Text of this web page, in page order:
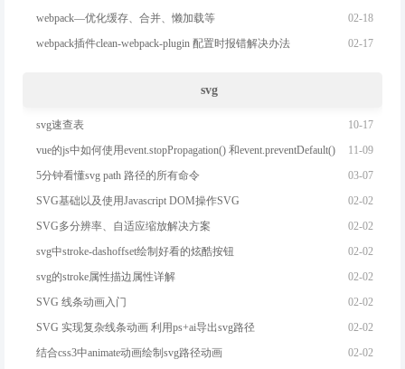
webpack—优化缓存、合并、懒加载等 02-18
webpack插件clean-webpack-plugin 配置时报错解决办法 02-17
svg
svg速查表 10-17
vue的js中如何使用event.stopPropagation() 和event.preventDefault() 11-09
5分钟看懂svg path 路径的所有命令 03-07
SVG基础以及使用Javascript DOM操作SVG 02-02
SVG多分辨率、自适应缩放解决方案 02-02
svg中stroke-dashoffset绘制好看的炫酷按钮 02-02
svg的stroke属性描边属性详解 02-02
SVG 线条动画入门 02-02
SVG 实现复杂线条动画 利用ps+ai导出svg路径 02-02
结合css3中animate动画绘制svg路径动画 02-02